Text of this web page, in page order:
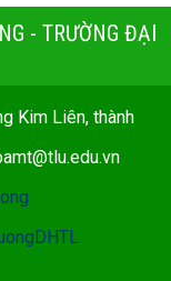
- TRƯỜNG ĐẠI
Kim Liên, thành